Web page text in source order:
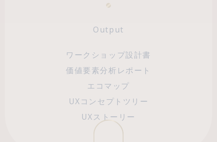
Archeco
100%
Output
ワークショップ設計書
価値要素分析レポート
エコマップ
UXコンセプトツリー
UXストーリー